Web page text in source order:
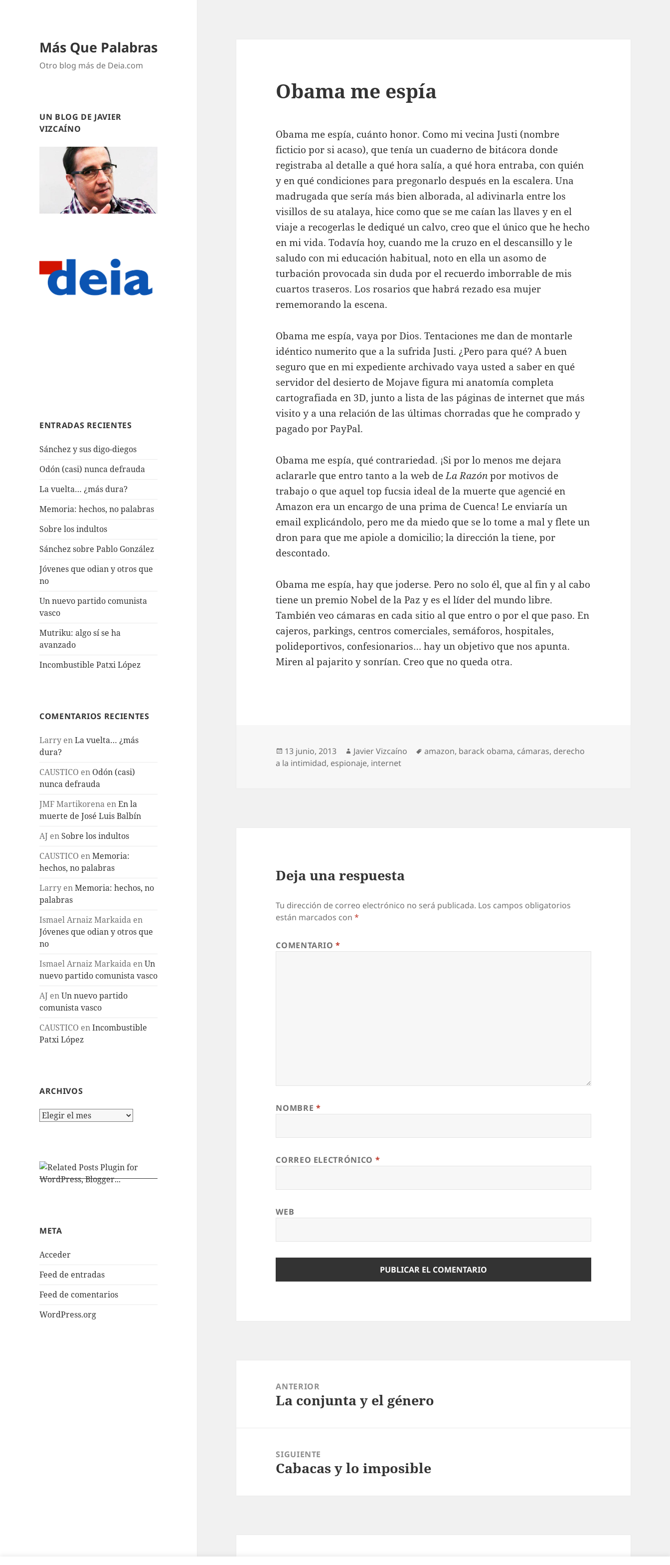
Más Que Palabras
Otro blog más de Deia.com
UN BLOG DE JAVIER
VIZCAÍNO
ENTRADAS RECIENTES
Sánchez y sus digo-diegos
Odón (casi) nunca defrauda
La vuelta… ¿más dura?
Memoria: hechos, no palabras
Sobre los indultos
Sánchez sobre Pablo González
Jóvenes que odian y otros que
no
Un nuevo partido comunista
vasco
Mutriku: algo sí se ha
avanzado
Incombustible Patxi López
COMENTARIOS RECIENTES
Larry enLa vuelta… ¿más
dura?
CAUSTICO en Odón (casi)
nunca defrauda
JMF Martikorena enEn la
muerte de José Luis Balbín
AJ en Sobre los indultos
CAUSTICO enMemoria:
hechos, no palabras
Larry enMemoria: hechos, no
palabras
Ismael Arnaiz Markaida en
Jóvenes que odian y otros que
no
Ismael Arnaiz Markaida enUn
nuevo partido comunista vasco
AJ enUn nuevo partido
comunista vasco
CAUSTICO enIncombustible
Patxi López
ARCHIVOS
Archivos
META
Acceder
Feed de entradas
Feed de comentarios
WordPress.org
Obama me espía
Obama me espía, cuánto honor. Como mi vecina Justi (nombre
ficticio por si acaso), que tenía un cuaderno de bitácora donde
registraba al detalle a qué hora salía, a qué hora entraba, con quién
y en qué condiciones para pregonarlo después en la escalera. Una
madrugada que sería más bien alborada, al adivinarla entre los
visillos de su atalaya, hice como que se me caían las llaves y en el
viaje a recogerlas le dediqué un calvo, creo que el único que he hecho
en mi vida. Todavía hoy, cuando me la cruzo en el descansillo y le
saludo con mi educación habitual, noto en ella un asomo de
turbación provocada sin duda por el recuerdo imborrable de mis
cuartos traseros. Los rosarios que habrá rezado esa mujer
rememorando la escena.
Obama me espía, vaya por Dios. Tentaciones me dan de montarle
idéntico numerito que a la sufrida Justi. ¿Pero para qué? A buen
seguro que en mi expediente archivado vaya usted a saber en qué
servidor del desierto de Mojave figura mi anatomía completa
cartografiada en 3D, junto a lista de las páginas de internet que más
visito y a una relación de las últimas chorradas que he comprado y
pagado por PayPal.
Obama me espía, qué contrariedad. ¡Si por lo menos me dejara
aclararle que entro tanto a la web deLa Razónpor motivos de
trabajo o que aquel top fucsia ideal de la muerte que agencié en
Amazon era un encargo de una prima de Cuenca! Le enviaría un
email explicándolo, pero me da miedo que se lo tome a mal y flete un
dron para que me apiole a domicilio; la dirección la tiene, por
descontado.
Obama me espía, hay que joderse. Pero no solo él, que al fin y al cabo
tiene un premio Nobel de la Paz y es el líder del mundo libre.
También veo cámaras en cada sitio al que entro o por el que paso. En
cajeros, parkings, centros comerciales, semáforos, hospitales,
polideportivos, confesionarios… hay un objetivo que nos apunta.
Miren al pajarito y sonrían. Creo que no queda otra.
Publicado
el
13 junio, 2013 Autor
Javier Vizcaíno Etiquetas
amazon, barack obama, cámaras, derecho
a la intimidad, espionaje, internet
Deja una respuesta
Tu dirección de correo electrónico no será publicada. Los campos obligatorios
están marcados con*
COMENTARIO*
NOMBRE *
CORREO ELECTRÓNICO *
WEB
entradas
ANTERIOR
Entrada
La conjunta y el género
SIGUIENTE
Entrada
Cabacas y lo imposible